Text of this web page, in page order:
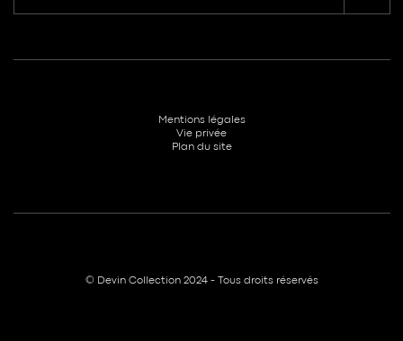
© Devin Collection 2024 - Tous droits réservés
Mentions légales
Vie privée
Plan du site